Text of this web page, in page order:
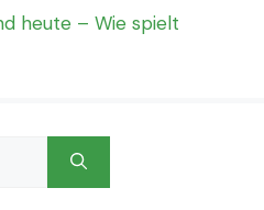
heute – Wie spielt